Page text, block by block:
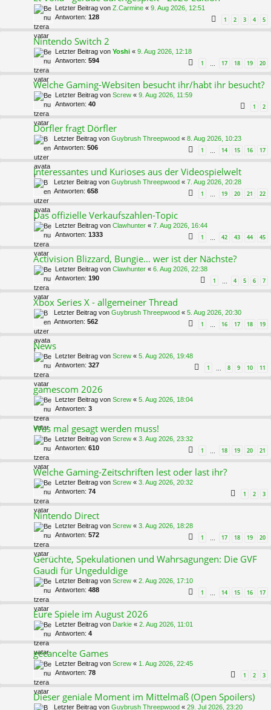
Letzter Beitrag von Z.Carmine « 9. Aug 2026, 12:51
Antworten: 128 1 2 3 4 5
Nintendo Switch 2
Letzter Beitrag von Yoshi « 9. Aug 2026, 12:18
Antworten: 594 1 … 17 18 19 20
Welche Gaming-Websiten besucht ihr/habt ihr besucht?
Letzter Beitrag von Screw « 9. Aug 2026, 11:59
Antworten: 40 1 2
Dörfler fragt Dörfler
Letzter Beitrag von Guybrush Threepwood « 8. Aug 2026, 10:23
Antworten: 506 1 … 14 15 16 17
Interessantes und Kurioses aus der Videospielwelt
Letzter Beitrag von Guybrush Threepwood « 7. Aug 2026, 20:28
Antworten: 658 1 … 19 20 21 22
Das offizielle Verkaufszahlen-Topic
Letzter Beitrag von Clawhunter « 7. Aug 2026, 16:44
Antworten: 1333 1 … 42 43 44 45
Activision Blizzard, Bungie… wer ist der Nächste?
Letzter Beitrag von Clawhunter « 6. Aug 2026, 22:38
Antworten: 190 1 … 4 5 6 7
Xbox Series X - allgemeiner Thread
Letzter Beitrag von Guybrush Threepwood « 5. Aug 2026, 20:30
Antworten: 562 1 … 16 17 18 19
News
Letzter Beitrag von Screw « 5. Aug 2026, 19:48
Antworten: 327 1 … 8 9 10 11
gamescom 2026
Letzter Beitrag von Screw « 5. Aug 2026, 18:04
Antworten: 3
Was mal gesagt werden muss!
Letzter Beitrag von Screw « 3. Aug 2026, 23:32
Antworten: 610 1 … 18 19 20 21
Welche Gaming-Zeitschriften lest oder last ihr?
Letzter Beitrag von Screw « 3. Aug 2026, 20:32
Antworten: 74 1 2 3
Nintendo Direct
Letzter Beitrag von Screw « 3. Aug 2026, 18:28
Antworten: 572 1 … 17 18 19 20
Gerüchte, Spekulationen und Wahrsagungen: Die GVF
Gaudi für Ungeduldige
Letzter Beitrag von Screw « 2. Aug 2026, 17:10
Antworten: 488 1 … 14 15 16 17
Eure Spiele im August 2026
Letzter Beitrag von Darkie « 2. Aug 2026, 11:01
Antworten: 4
gecancelte Games
Letzter Beitrag von Screw « 1. Aug 2026, 22:45
Antworten: 78 1 2 3
Dieser geniale Moment im Mittelmaß (Open Spoilers)
Letzter Beitrag von Guybrush Threepwood « 29. Jul 2026, 23:20